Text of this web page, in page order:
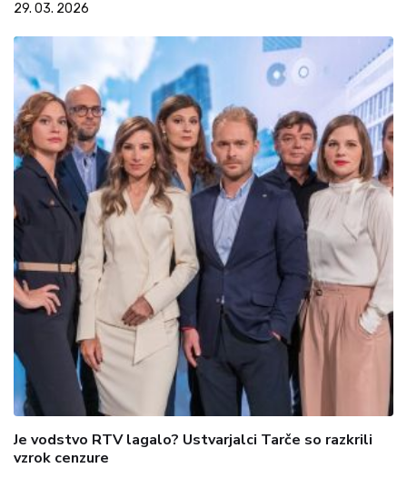
29. 03. 2026
Je vodstvo RTV lagalo? Ustvarjalci Tarče so razkrili
vzrok cenzure